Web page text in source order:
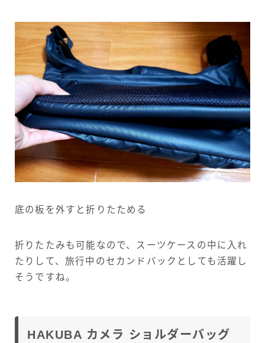
底の板を外すと折りたためる
折りたたみも可能なので、スーツケースの中に入れ
たりして、旅行中のセカンドバックとしても活躍し
そうですね。
HAKUBA カメラ ショルダーバッグ